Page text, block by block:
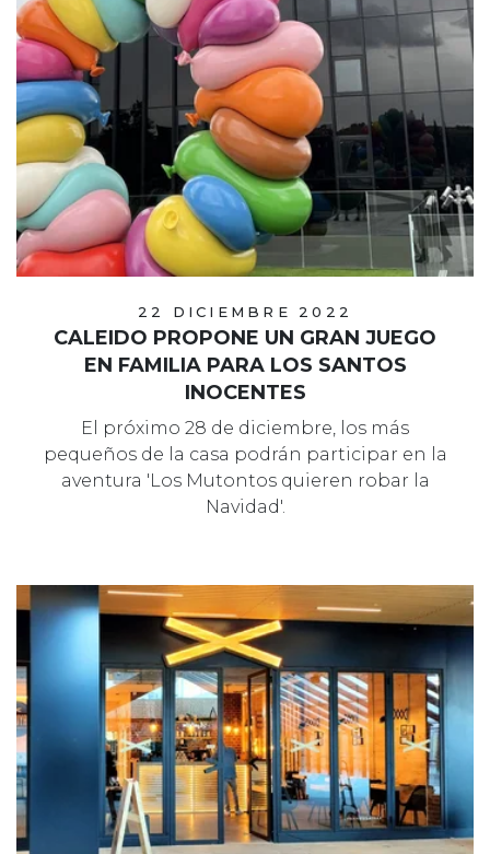
22 DICIEMBRE 2022
CALEIDO PROPONE UN GRAN JUEGO
EN FAMILIA PARA LOS SANTOS
INOCENTES
El próximo 28 de diciembre, los más
pequeños de la casa podrán participar en la
aventura 'Los Mutontos quieren robar la
Navidad'.